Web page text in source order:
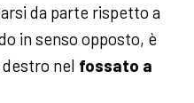
da parte rispetto a
in senso opposto, è
nel fossato a